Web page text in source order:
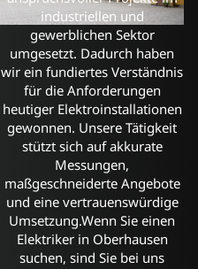
industriellen und
gewerblichen Sektor
umgesetzt. Dadurch haben
wir ein fundiertes Verständnis
für die Anforderungen
heutiger Elektroinstallationen
gewonnen. Unsere Tätigkeit
stützt sich auf akkurate
Messungen,
maßgeschneiderte Angebote
und eine vertrauenswürdige
Umsetzung.Wenn Sie einen
Elektriker in Oberhausen
suchen, sind Sie bei uns